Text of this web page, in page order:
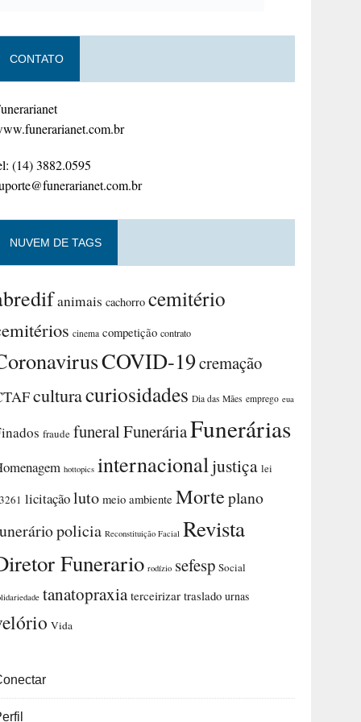
CONTATO
(14) 3882.0595
NUVEM DE TAGS
animais cachorro cemitério
cinema competição contrato
COVID-19cremação
culturacuriosidades Dia das Mães emprego eua
fraude funeralFuneráriaFunerárias
hottopics internacionaljustiça lei
licitaçãoluto meio ambiente Morteplano
policia Reconstituição Facial Revista
Funerario rodízio sefesp Social
tanatopraxia terceirizar traslado urnas
Vida